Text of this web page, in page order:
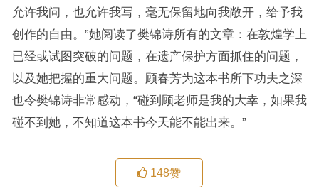
允许我问，也允许我写，毫无保留地向我敞开，给予我
创作的自由。”她阅读了樊锦诗所有的文章：在敦煌学上
已经或试图突破的问题，在遗产保护方面抓住的问题，
以及她把握的重大问题。顾春芳为这本书所下功夫之深
也令樊锦诗非常感动，“碰到顾老师是我的大幸，如果我
碰不到她，不知道这本书今天能不能出来。”
148赞